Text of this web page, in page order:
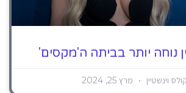
נוחה יותר בביתה ה'מקסים'
וינשטיין מרץ 25, 2024